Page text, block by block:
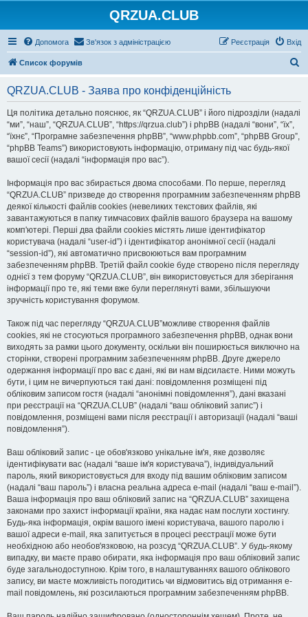
QRZUA.CLUB
Допомога Зв'язок з адміністрацією Вхід
Реєстрація
Список форумів
QRZUA.CLUB - Заява про конфіденційність
Ця політика детально пояснює, як “QRZUA.CLUB” і його підрозділи (надалі
“ми”, “наш”, “QRZUA.CLUB”, “https://qrzua.club”) і phpBB (надалі “вони”, “їх”,
“їхнє”, “Програмне забезпечення phpBB”, “www.phpbb.com”, “phpBB Group”,
“phpBB Teams”) використовують інформацію, отриману під час будь-якої
вашої сесії (надалі “інформація про вас”).
Інформація про вас збирається двома способами. По перше, перегляд
“QRZUA.CLUB” призведе до створення програмним забезпеченням phpBB
деякої кількості файлів cookies (невеликих текстових файлів, які
завантажуються в папку тимчасових файлів вашого браузера на вашому
комп'ютері. Перші два файли cookies містять лише ідентифікатор
користувача (надалі “user-id”) і ідентифікатор анонімної сесії (надалі
“session-id”), які автоматично присвоюються вам програмним
забезпеченням phpBB. Третій файл cookie буде створено після перегляду
однієї з тем форуму “QRZUA.CLUB”, він використовується для зберігання
інформації про те, які теми вже були переглянуті вами, збільшуючи
зручність користування форумом.
Також під час перегляду “QRZUA.CLUB”можливе створення файлів
cookies, які не стосуються програмного забезпечення phpBB, однак вони
виходять за рамки цього документу, оскільки він поширюється виключно на
сторінки, створені програмним забезпеченням phpBB. Друге джерело
одержання інформації про вас є дані, які ви нам відсилаєте. Ними можуть
бути, і цим не вичерпуються такі дані: повідомлення розміщені під
обліковим записом гостя (надалі “анонімні повідомлення”), дані вказані
при реєстрації на “QRZUA.CLUB” (надалі “ваш обліковий запис”) і
повідомлення, розміщені вами після реєстрації і авторизації (надалі “ваші
повідомлення”).
Ваш обліковий запис - це обов'язково унікальне ім'я, яке дозволяє
ідентифікувати вас (надалі “ваше ім'я користувача”), індивідуальний
пароль, який використовується для входу під вашим обліковим записом
(надалі “ваш пароль”) і власна реальна адреса e-mail (надалі “ваш e-mail”).
Ваша інформація про ваш обліковий запис на “QRZUA.CLUB” захищена
законами про захист інформації країни, яка надає нам послуги хостингу.
Будь-яка інформація, окрім вашого імені користувача, вашого паролю і
вашої адреси e-mail, яка запитується в процесі реєстрації може бути
необхідною або необов'язковою, на розсуд “QRZUA.CLUB”. У будь-якому
випадку, ви маєте право обирати, яка інформація про ваш обліковий запис
буде загальнодоступною. Крім того, в налаштуваннях вашого облікового
запису, ви маєте можливість погодитись чи відмовитись від отримання e-
mail повідомлень, які розсилаються програмним забезпеченням phpBB.